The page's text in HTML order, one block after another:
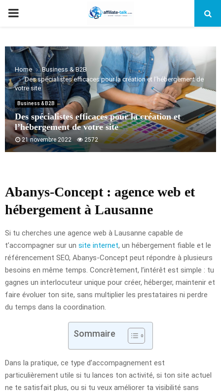
PRIMARY
Home
Business & B2B
Des spécialistes efficaces pour la création et l’hébergement de
votre site
Business & B2B
Des spécialistes efficaces pour la création et
l’hébergement de votre site
21 novembre 2022 2572
Abanys-Concept : agence web et
hébergement à Lausanne
Si tu cherches une agence web à Lausanne capable de
t’accompagner sur un site internet, un hébergement fiable et le
référencement SEO, Abanys-Concept peut répondre à plusieurs
besoins en même temps. Concrètement, l’intérêt est simple : tu
gagnes un interlocuteur unique pour créer, héberger, maintenir et
faire évoluer ton site, sans multiplier les prestataires ni perdre
du temps dans la coordination.
Sommaire
Dans la pratique, ce type d’accompagnement est
particulièrement utile si tu lances ton activité, si ton site actuel
ne te satisfait plus, ou si tu veux améliorer ta visibilité sans